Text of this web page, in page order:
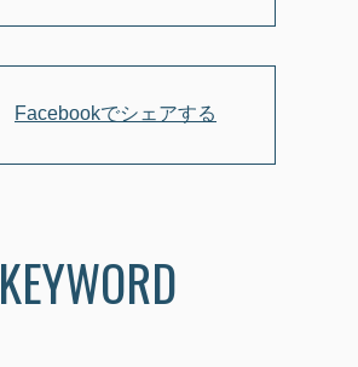
Facebookでシェアする
KEYWORD